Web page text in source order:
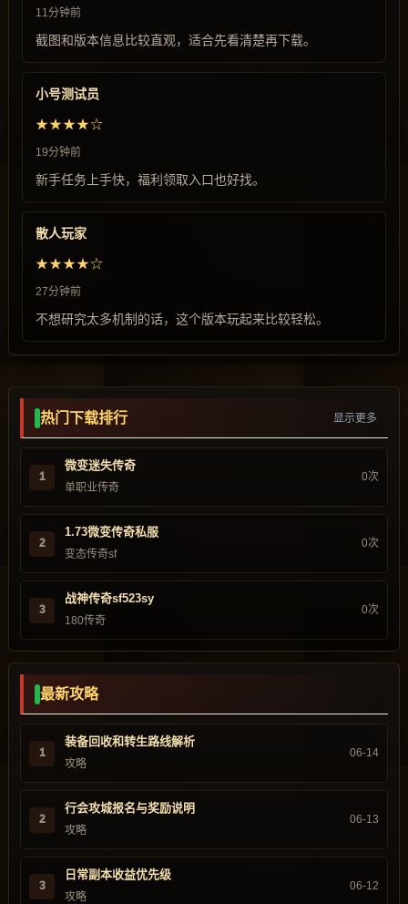
11分钟前
截图和版本信息比较直观，适合先看清楚再下载。
小号测试员
★★★★☆
19分钟前
新手任务上手快，福利领取入口也好找。
散人玩家
★★★★☆
27分钟前
不想研究太多机制的话，这个版本玩起来比较轻松。
热门下载排行 显示更多
1
微变迷失传奇
单职业传奇
0次
2
1.73微变传奇私服
变态传奇sf
0次
3
战神传奇sf523sy
180传奇
0次
最新攻略
1
装备回收和转生路线解析
攻略
06-14
2
行会攻城报名与奖励说明
攻略
06-13
3
日常副本收益优先级
攻略
06-12